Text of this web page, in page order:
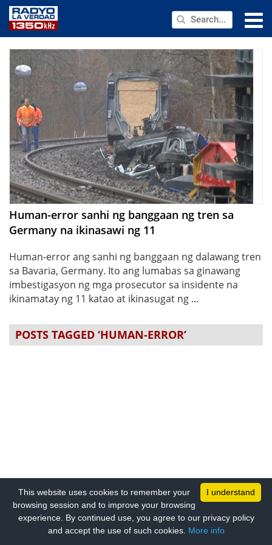
PUBLIC SERVICE
ANNOUNCEMENTS
PROGRAMS
ABOUT
CONTACT US
Human-error sanhi ng banggaan ng tren sa
Germany na ikinasawi ng 11
Human-error ang sanhi ng banggaan ng dalawang tren
sa Bavaria, Germany. Ito ang lumabas sa ginawang
imbestigasyon ng mga prosecutor sa insidente na
ikinamatay ng 11 katao at ikinasugat ng ...
POSTS TAGGED ‘HUMAN-ERROR’
I understand
This website uses cookies to remember your
browsing session and to improve your browsing
experience. By continued use, you agree to our privacy policy
and accept the use of such cookies. More info